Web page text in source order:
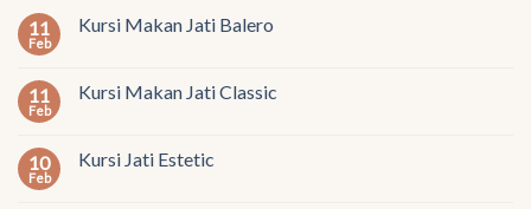
11
Feb
Kursi Makan Jati Balero
11
Feb
Kursi Makan Jati Classic
10
Feb
Kursi Jati Estetic